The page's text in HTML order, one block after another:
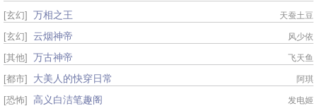
[玄幻] 万相之王 天蚕土豆
[玄幻] 云烟神帝 风少依
[其他] 万古神帝 飞天鱼
[都市] 大美人的快穿日常 阿琪
[恐怖] 高义白洁笔趣阁 发电姬